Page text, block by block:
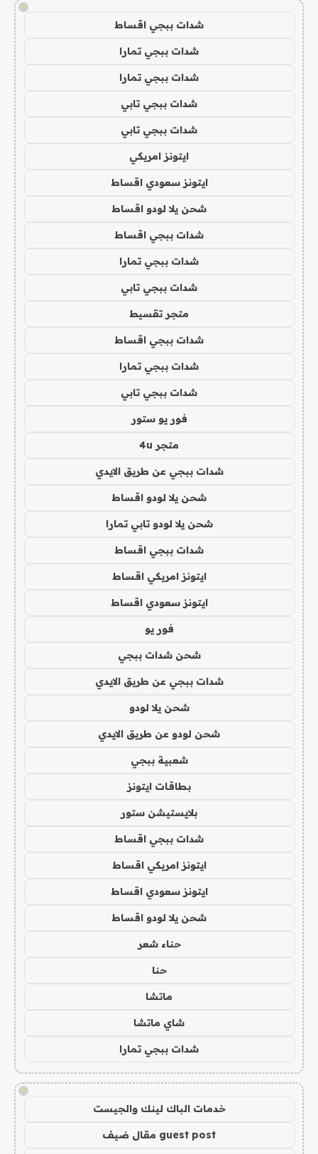
!
شدات ببجي اقساط
شدات ببجي تمارا
شدات ببجي تمارا
شدات ببجي تابي
شدات ببجي تابي
ايتونز امريكي
ايتونز سعودي اقساط
شحن يلا لودو اقساط
شدات ببجي اقساط
شدات ببجي تمارا
شدات ببجي تابي
متجر تقسيط
شدات ببجي اقساط
شدات ببجي تمارا
شدات ببجي تابي
فور يو ستور
متجر 4u
شدات ببجي عن طريق الايدي
شحن يلا لودو اقساط
شحن يلا لودو تابي تمارا
شدات ببجي اقساط
ايتونز امريكي اقساط
ايتونز سعودي اقساط
فور يو
شحن شدات ببجي
شدات ببجي عن طريق الايدي
شحن يلا لودو
شحن لودو عن طريق الايدي
شعبية ببجي
بطاقات ايتونز
بلايستيشن ستور
شدات ببجي اقساط
ايتونز امريكي اقساط
ايتونز سعودي اقساط
شحن يلا لودو اقساط
حناء شعر
حنا
ماتشا
شاي ماتشا
شدات ببجي تمارا
!
خدمات الباك لينك والجيست
guest post مقال ضيف